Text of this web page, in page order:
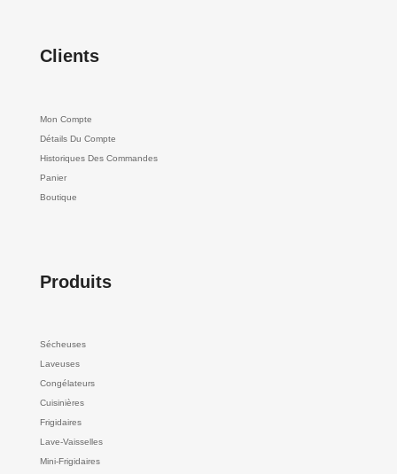
Clients
Mon Compte
Détails Du Compte
Historiques Des Commandes
Panier
Boutique
Produits
Sécheuses
Laveuses
Congélateurs
Cuisinières
Frigidaires
Lave-Vaisselles
Mini-Frigidaires